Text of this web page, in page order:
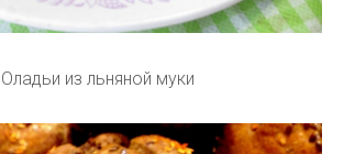
Оладьи из льняной муки